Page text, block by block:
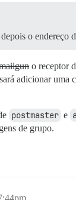
o endereço
o receptor
adicionar uma
postmaster e
de grupo.